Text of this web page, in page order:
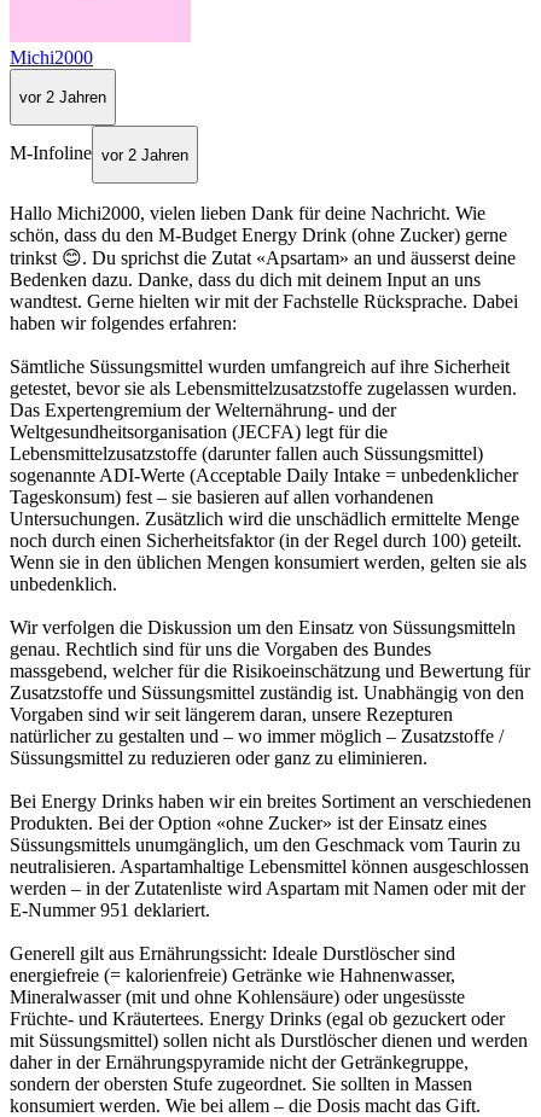
Michi2000
vor 2 Jahren
M-Infoline vor 2 Jahren
Hallo Michi2000, vielen lieben Dank für deine Nachricht. Wie
schön, dass du den M-Budget Energy Drink (ohne Zucker) gerne
trinkst 😊. Du sprichst die Zutat «Apsartam» an und äusserst deine
Bedenken dazu. Danke, dass du dich mit deinem Input an uns
wandtest. Gerne hielten wir mit der Fachstelle Rücksprache. Dabei
haben wir folgendes erfahren:
Sämtliche Süssungsmittel wurden umfangreich auf ihre Sicherheit
getestet, bevor sie als Lebensmittelzusatzstoffe zugelassen wurden.
Das Expertengremium der Welternährung- und der
Weltgesundheitsorganisation (JECFA) legt für die
Lebensmittelzusatzstoffe (darunter fallen auch Süssungsmittel)
sogenannte ADI-Werte (Acceptable Daily Intake = unbedenklicher
Tageskonsum) fest – sie basieren auf allen vorhandenen
Untersuchungen. Zusätzlich wird die unschädlich ermittelte Menge
noch durch einen Sicherheitsfaktor (in der Regel durch 100) geteilt.
Wenn sie in den üblichen Mengen konsumiert werden, gelten sie als
unbedenklich.
Wir verfolgen die Diskussion um den Einsatz von Süssungsmitteln
genau. Rechtlich sind für uns die Vorgaben des Bundes
massgebend, welcher für die Risikoeinschätzung und Bewertung für
Zusatzstoffe und Süssungsmittel zuständig ist. Unabhängig von den
Vorgaben sind wir seit längerem daran, unsere Rezepturen
natürlicher zu gestalten und – wo immer möglich – Zusatzstoffe /
Süssungsmittel zu reduzieren oder ganz zu eliminieren.
Bei Energy Drinks haben wir ein breites Sortiment an verschiedenen
Produkten. Bei der Option «ohne Zucker» ist der Einsatz eines
Süssungsmittels unumgänglich, um den Geschmack vom Taurin zu
neutralisieren. Aspartamhaltige Lebensmittel können ausgeschlossen
werden – in der Zutatenliste wird Aspartam mit Namen oder mit der
E-Nummer 951 deklariert.
Generell gilt aus Ernährungssicht: Ideale Durstlöscher sind
energiefreie (= kalorienfreie) Getränke wie Hahnenwasser,
Mineralwasser (mit und ohne Kohlensäure) oder ungesüsste
Früchte- und Kräutertees. Energy Drinks (egal ob gezuckert oder
mit Süssungsmittel) sollen nicht als Durstlöscher dienen und werden
daher in der Ernährungspyramide nicht der Getränkegruppe,
sondern der obersten Stufe zugeordnet. Sie sollten in Massen
konsumiert werden. Wie bei allem – die Dosis macht das Gift.